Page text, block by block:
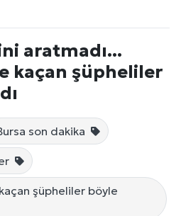
aratmadı...
kaçan şüpheliler
son dakika
şüpheliler böyle